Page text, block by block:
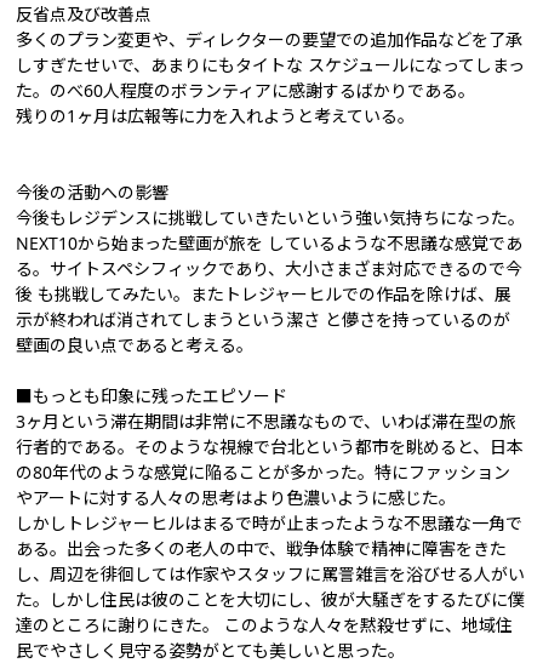
反省点及び改善点
多くのプラン変更や、ディレクターの要望での追加作品などを了承
しすぎたせいで、あまりにもタイトな スケジュールになってしまっ
た。のべ60人程度のボランティアに感謝するばかりである。
残りの1ヶ月は広報等に力を入れようと考えている。
今後の活動への影響
今後もレジデンスに挑戦していきたいという強い気持ちになった。
NEXT10から始まった壁画が旅を しているような不思議な感覚であ
る。サイトスペシフィックであり、大小さまざま対応できるので今
後 も挑戦してみたい。またトレジャーヒルでの作品を除けば、展
示が終われば消されてしまうという潔さ と儚さを持っているのが
壁画の良い点であると考える。
■もっとも印象に残ったエピソード
3ヶ月という滞在期間は非常に不思議なもので、いわば滞在型の旅
行者的である。そのような視線で台北という都市を眺めると、日本
の80年代のような感覚に陥ることが多かった。特にファッション
やアートに対する人々の思考はより色濃いように感じた。
しかしトレジャーヒルはまるで時が止まったような不思議な一角で
ある。出会った多くの老人の中で、戦争体験で精神に障害をきた
し、周辺を徘徊しては作家やスタッフに罵詈雑言を浴びせる人がい
た。しかし住民は彼のことを大切にし、彼が大騒ぎをするたびに僕
達のところに謝りにきた。 このような人々を黙殺せずに、地域住
民でやさしく見守る姿勢がとても美しいと思った。